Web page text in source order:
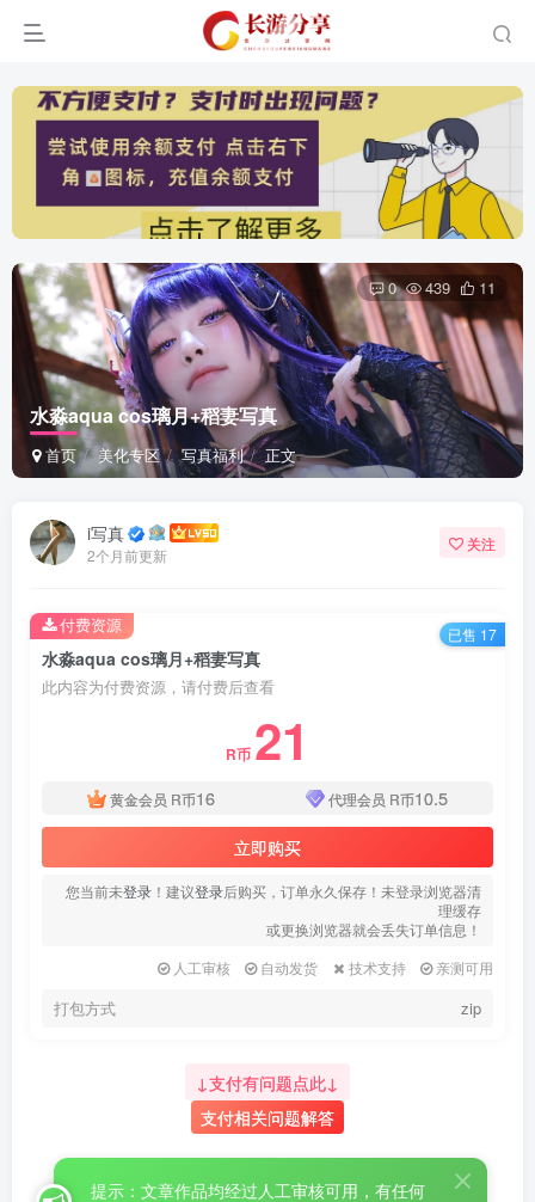
水淼aqua cos璃月+稻妻写真
首页 美化专区 写真福利 正文
0 439 11
i写真
2个月前更新
关注
水淼aqua cos璃月+稻妻写真
此内容为付费资源，请付费后查看
R币 21
黄金会员 R币16 代理会员 R币10.5
立即购买
您当前未登录 ！建议登录后购买，订单永久保存！未登录浏览器清
理缓存
或更换浏览器就会丢失订单信息！
人工审核
自动发货 技术支持 亲测可用
打包方式 zip
付费资源 已售 17
↓支付有问题点此↓
支付相关问题解答
提示：文章作品均经过人工审核可用，有任何